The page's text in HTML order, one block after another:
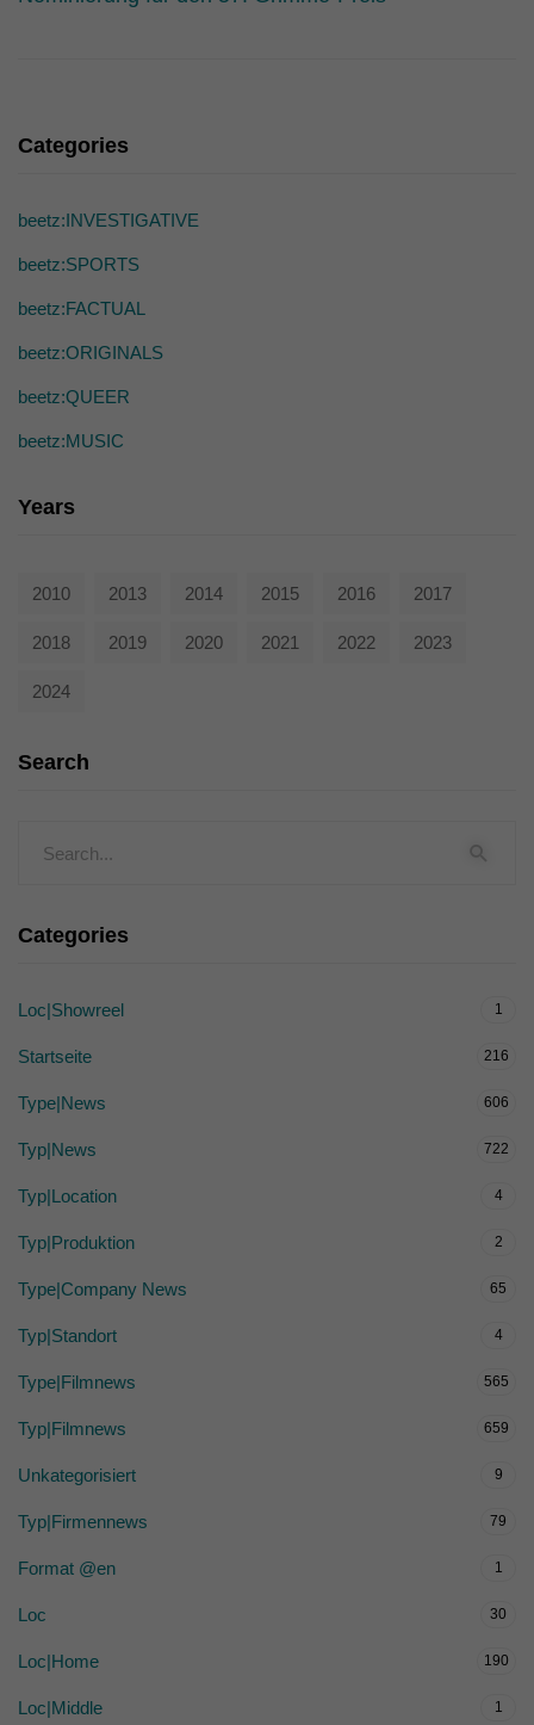
Categories
beetz:INVESTIGATIVE
beetz:SPORTS
beetz:FACTUAL
beetz:ORIGINALS
beetz:QUEER
beetz:MUSIC
Years
2010 2013 2014 2015 2016 2017
2018 2019 2020 2021 2022 2023
2024
Search
Categories
Loc|Showreel 1
Startseite 216
Type|News 606
Typ|News 722
Typ|Location 4
Typ|Produktion 2
Type|Company News 65
Typ|Standort 4
Type|Filmnews 565
Typ|Filmnews 659
Unkategorisiert 9
Typ|Firmennews 79
Format @en 1
Loc 30
Loc|Home 190
Loc|Middle 1